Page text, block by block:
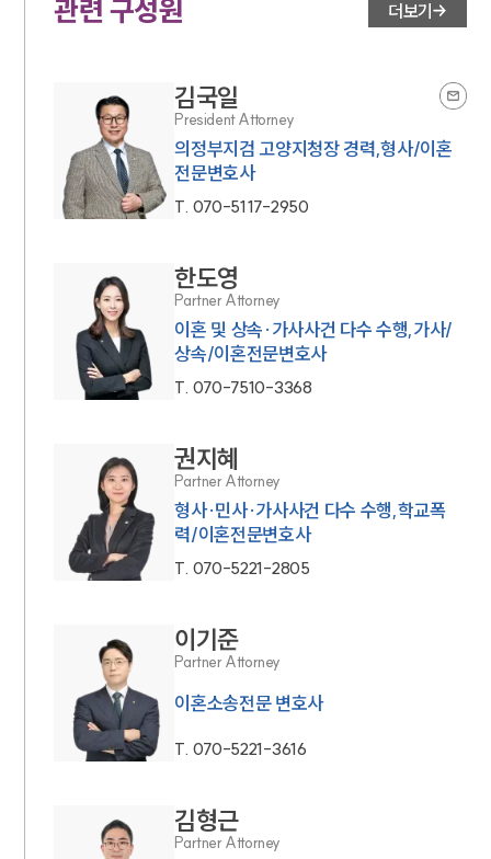
관련 구성원 더보기
김국일
President Attorney
의정부지검 고양지청장 경력,형사/이혼
전문변호사
T. 070-5117-2950
한도영
Partner Attorney
이혼 및 상속·가사사건 다수 수행,가사/
상속/이혼전문변호사
T. 070-7510-3368
권지혜
Partner Attorney
형사·민사·가사사건 다수 수행,학교폭
력/이혼전문변호사
T. 070-5221-2805
이기준
Partner Attorney
이혼소송전문 변호사
T. 070-5221-3616
김형근
Partner Attorney